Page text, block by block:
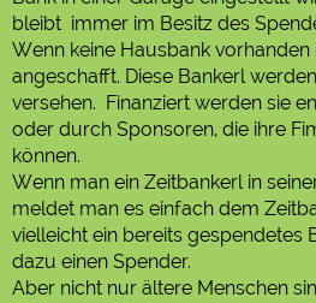
bleibt immer im Besitz des
Wenn keine Hausbank vorhanden
angeschafft. Diese Bankerl
versehen. Finanziert werden sie
oder durch Sponsoren, die ihre
können.
Wenn man ein Zeitbankerl in
meldet man es einfach dem
vielleicht ein bereits gespendetes
dazu einen Spender.
Aber nicht nur ältere Menschen